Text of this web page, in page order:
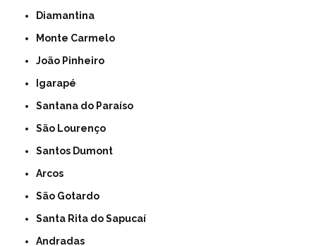
Diamantina
Monte Carmelo
João Pinheiro
Igarapé
Santana do Paraíso
São Lourenço
Santos Dumont
Arcos
São Gotardo
Santa Rita do Sapucaí
Andradas